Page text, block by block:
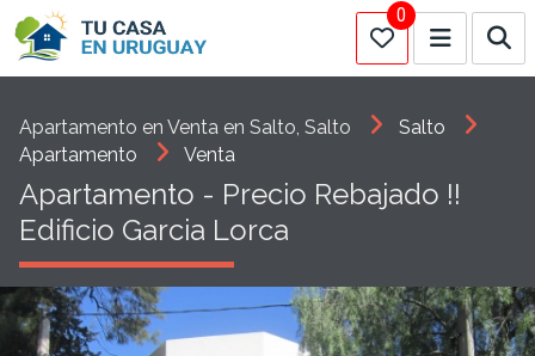
0
Apartamento en Venta en Salto, Salto
Salto
Apartamento
Venta
Apartamento - Precio Rebajado !!
Edificio Garcia Lorca